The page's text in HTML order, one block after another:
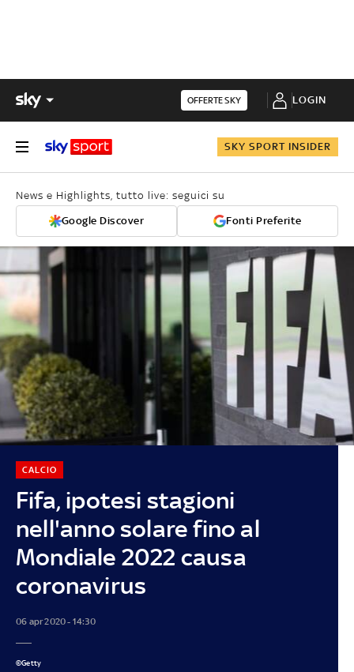
OFFERTE SKY LOGIN
SKY SPORT INSIDER
News e Highlights, tutto live: seguici su
Google Discover Fonti Preferite
Fifa, ipotesi stagioni
nell'anno solare fino al
Mondiale 2022 causa
coronavirus
CALCIO
06 apr 2020 - 14:30
©Getty